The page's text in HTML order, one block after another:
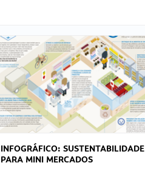
INFOGRÁFICO: SUSTENTABILIDADE
PARA MINI MERCADOS